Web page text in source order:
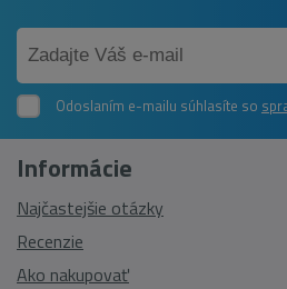
Odoslaním e-mailu súhlasíte so
Informácie
Najčastejšie otázky
Recenzie
Ako nakupovať